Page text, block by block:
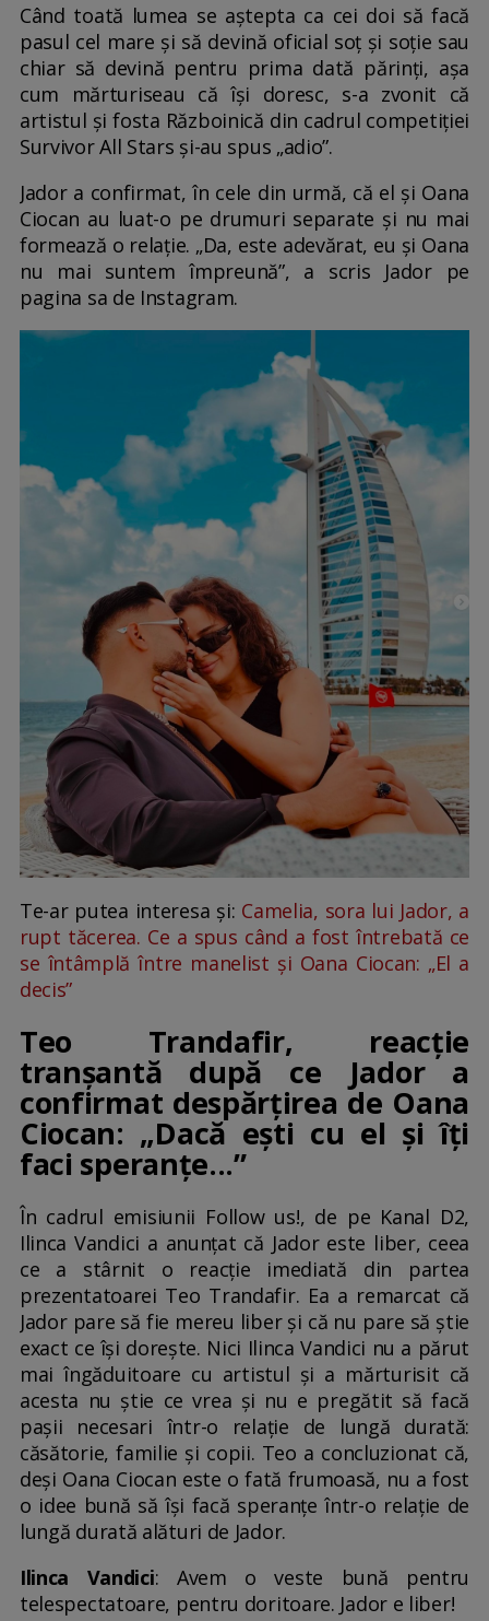
Când toată lumea se aștepta ca cei doi să facă
pasul cel mare și să devină oficial soț și soție sau
chiar să devină pentru prima dată părinți, așa
cum mărturiseau că își doresc, s-a zvonit că
artistul și fosta Războinică din cadrul competiției
Survivor All Stars și-au spus „adio”.
Jador a confirmat, în cele din urmă, că el și Oana
Ciocan au luat-o pe drumuri separate și nu mai
formează o relație. „Da, este adevărat, eu și Oana
nu mai suntem împreună”, a scris Jador pe
pagina sa de Instagram.
Te-ar putea interesa și: Camelia, sora lui Jador, a
rupt tăcerea. Ce a spus când a fost întrebată ce
se întâmplă între manelist și Oana Ciocan: „El a
decis”
Teo Trandafir, reacție
tranșantă după ce Jador a
confirmat despărțirea de Oana
Ciocan: „Dacă ești cu el și îți
faci speranțe...”
În cadrul emisiunii Follow us!, de pe Kanal D2,
Ilinca Vandici a anunțat că Jador este liber, ceea
ce a stârnit o reacție imediată din partea
prezentatoarei Teo Trandafir. Ea a remarcat că
Jador pare să fie mereu liber și că nu pare să știe
exact ce își dorește. Nici Ilinca Vandici nu a părut
mai îngăduitoare cu artistul și a mărturisit că
acesta nu știe ce vrea și nu e pregătit să facă
pașii necesari într-o relație de lungă durată:
căsătorie, familie și copii. Teo a concluzionat că,
deși Oana Ciocan este o fată frumoasă, nu a fost
o idee bună să își facă speranțe într-o relație de
lungă durată alături de Jador.
Ilinca Vandici: Avem o veste bună pentru
telespectatoare, pentru doritoare. Jador e liber!